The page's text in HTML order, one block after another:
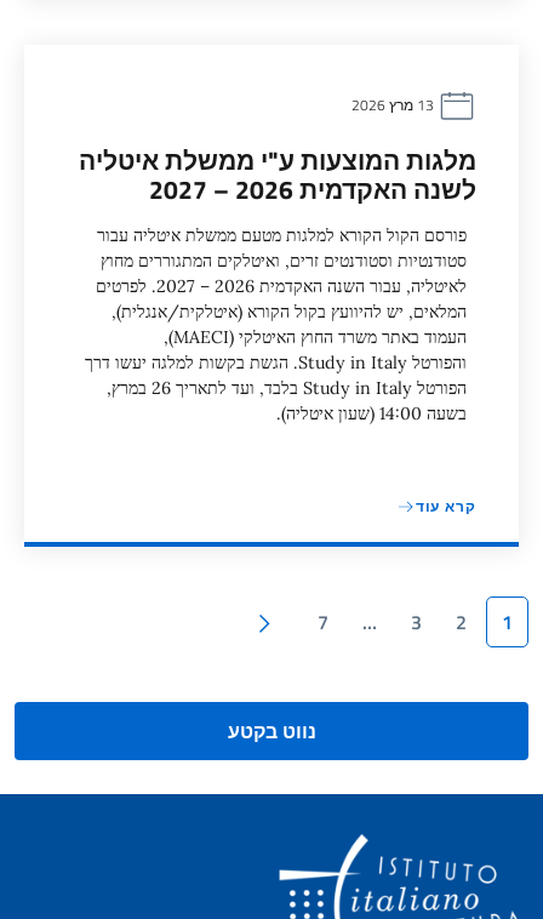
מלגות המוצעות ע"י ממשלת איטליה
לשנה האקדמית 2026 – 2027
פורסם הקול הקורא למלגות מטעם ממשלת איטליה עבור
סטודנטיות וסטודנטים זרים, ואיטלקים המתגוררים מחוץ
לאיטליה, עבור השנה האקדמית 2026 – 2027. לפרטים
המלאים, יש להיוועץ בקול הקורא (איטלקית/אנגלית),
העמוד באתר משרד החוץ האיטלקי (MAECI),
והפורטל Study in Italy. הגשת בקשות למלגה יעשו דרך
הפורטל Study in Italy בלבד, ועד לתאריך 26 במרץ,
בשעה 14:00 (שעון איטליה).
קרא עוד
דִפּוּף
1
2
3
…
7
נווט בקטע